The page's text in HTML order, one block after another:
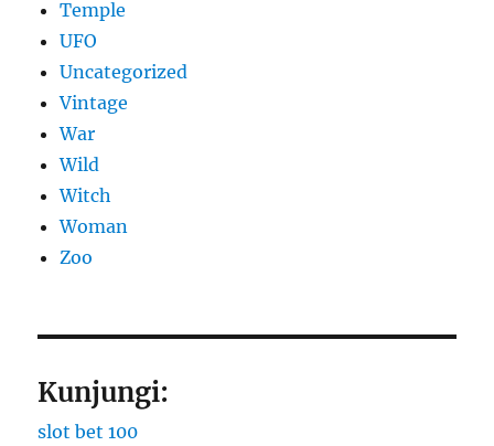
Temple
UFO
Uncategorized
Vintage
War
Wild
Witch
Woman
Zoo
Kunjungi:
slot bet 100